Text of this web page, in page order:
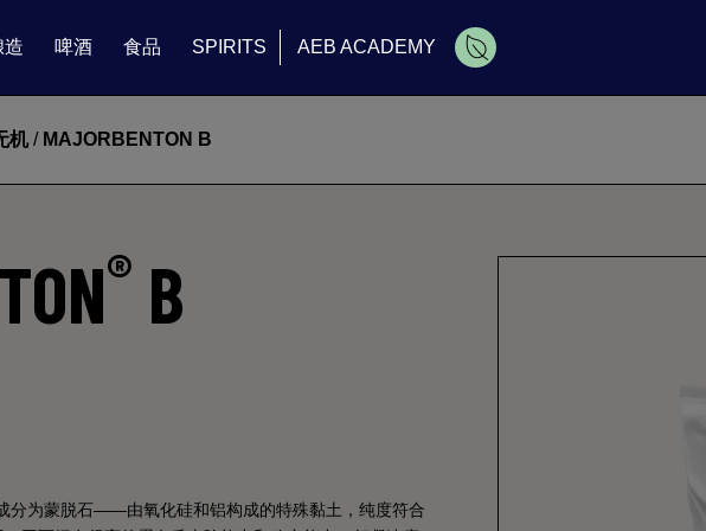
造 啤酒 食品 SPIRITS AEB ACADEMY
机 / MAJORBENTON B
® B
分为蒙脱石——由氧化硅和铝构成的特殊黏土，纯度符合